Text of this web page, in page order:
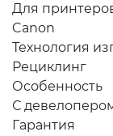
Для
Canon
Технология
Рециклинг
Особенность
С
Гарантия